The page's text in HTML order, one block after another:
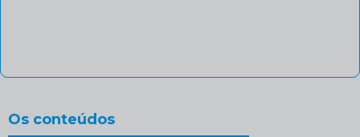
Os conteúdos